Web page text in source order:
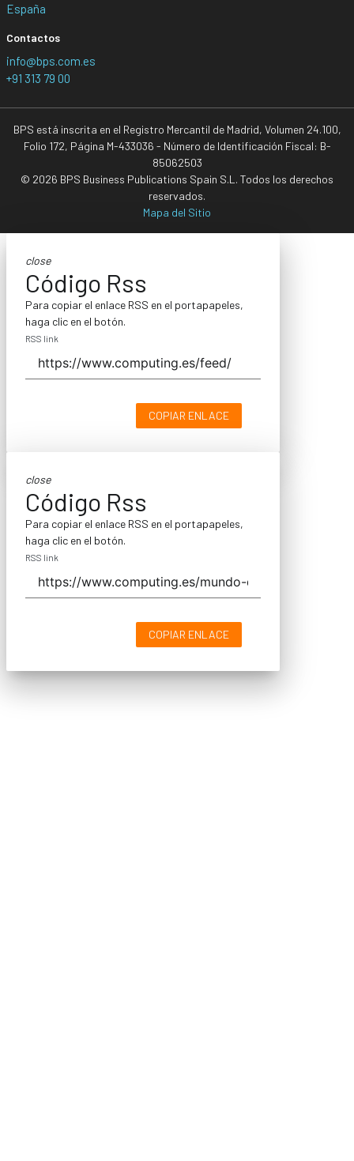
España
Contactos
info@bps.com.es
+91 313 79 00
BPS está inscrita en el Registro Mercantil de Madrid, Volumen 24.100,
Folio 172, Página M-433036 - Número de Identificación Fiscal: B-
85062503
© 2026 BPS Business Publications Spain S.L. Todos los derechos
reservados.
Mapa del Sitio
close
Código Rss
Para copiar el enlace RSS en el portapapeles,
haga clic en el botón.
RSS link
COPIAR ENLACE
close
Código Rss
Para copiar el enlace RSS en el portapapeles,
haga clic en el botón.
RSS link
COPIAR ENLACE